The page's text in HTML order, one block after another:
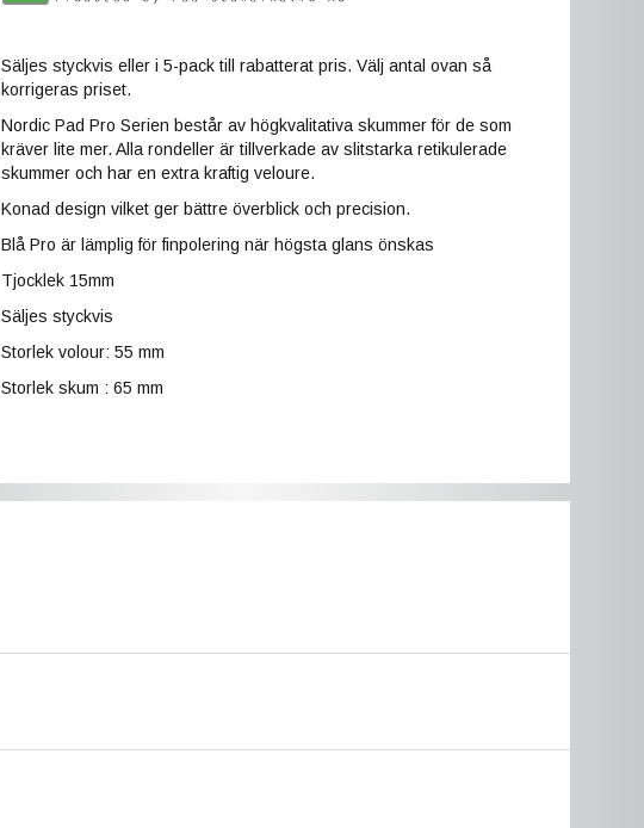
Säljes styckvis eller i 5-pack till rabatterat pris. Välj antal ovan så
korrigeras priset.
Nordic Pad Pro Serien består av högkvalitativa skummer för de som
kräver lite mer. Alla rondeller är tillverkade av slitstarka retikulerade
skummer och har en extra kraftig veloure.
Konad design vilket ger bättre överblick och precision.
Blå Pro är lämplig för finpolering när högsta glans önskas
Tjocklek 15mm
Säljes styckvis
Storlek volour: 55 mm
Storlek skum : 65 mm